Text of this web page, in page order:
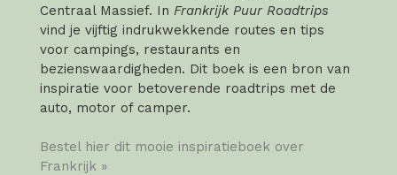
Centraal Massief. In Frankrijk Puur Roadtrips
vind je vijftig indrukwekkende routes en tips
voor campings, restaurants en
bezienswaardigheden. Dit boek is een bron van
inspiratie voor betoverende roadtrips met de
auto, motor of camper.
Bestel hier dit mooie inspiratieboek over
Frankrijk »